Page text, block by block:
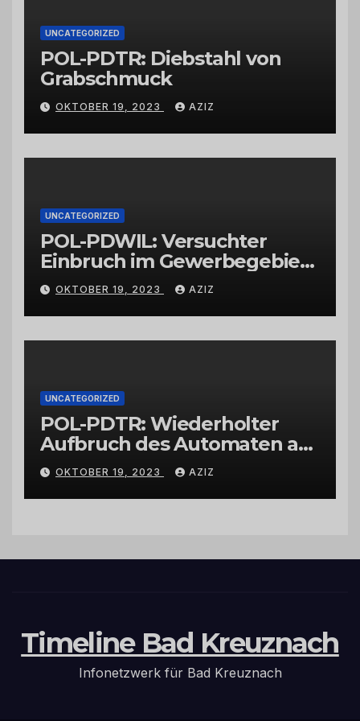
UNCATEGORIZED
POL-PDTR: Diebstahl von
Grabschmuck
OKTOBER 19, 2023 AZIZ
UNCATEGORIZED
POL-PDWIL: Versuchter
Einbruch im Gewerbegebiet
Wittlich
OKTOBER 19, 2023 AZIZ
UNCATEGORIZED
POL-PDTR: Wiederholter
Aufbruch des Automaten am
Wohnmobilstellplatz in
Hermeskeil am Labachweg
OKTOBER 19, 2023 AZIZ
Timeline Bad Kreuznach
Infonetzwerk für Bad Kreuznach